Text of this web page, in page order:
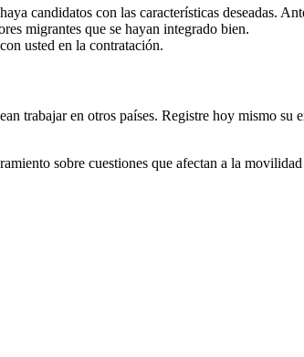
candidatos con las características deseadas.
migrantes que se hayan integrado bien.
usted en la contratación.
trabajar en otros países. Registre hoy mismo su
sobre cuestiones que afectan a la